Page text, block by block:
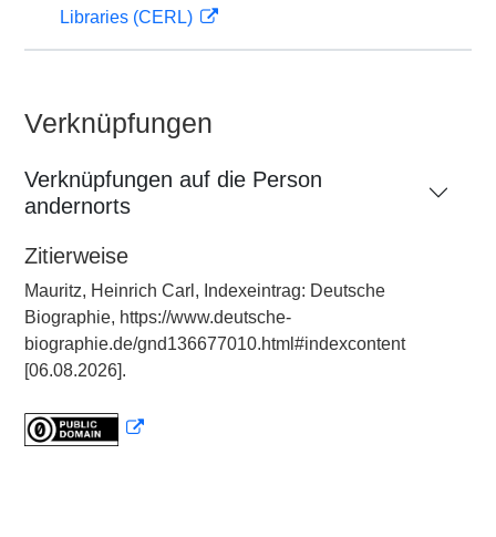
Libraries (CERL)
Verknüpfungen
Verknüpfungen auf die Person
andernorts
Zitierweise
Mauritz, Heinrich Carl, Indexeintrag: Deutsche
Biographie, https://www.deutsche-
biographie.de/gnd136677010.html#indexcontent
[06.08.2026].